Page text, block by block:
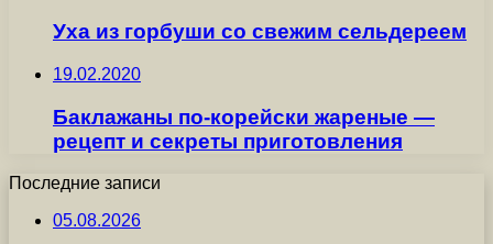
Уха из горбуши со свежим сельдереем
19.02.2020
Баклажаны по-корейски жареные —
рецепт и секреты приготовления
Последние записи
05.08.2026